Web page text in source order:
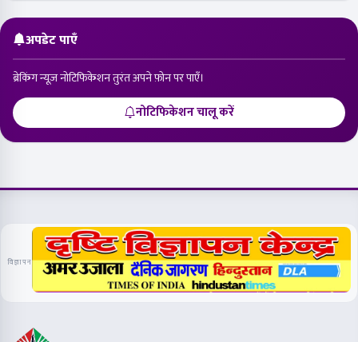
अपडेट पाएँ
ब्रेकिंग न्यूज़ नोटिफिकेशन तुरंत अपने फ़ोन पर पाएँ।
नोटिफिकेशन चालू करें
विज्ञापन